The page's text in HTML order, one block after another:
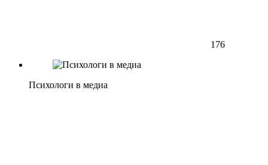
176
Психологи в медиа